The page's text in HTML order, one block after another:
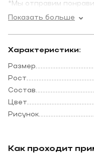
*Мы отправим
логистическими
подбора.
размере.
Показать больше
Характеристики:
Размер
Рост
Состав
Цвет
Рисунок
Как проходит